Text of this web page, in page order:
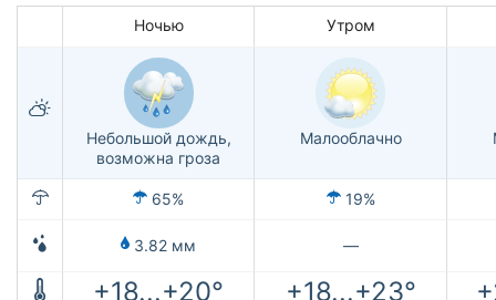
Ночью Утром
Небольшой дождь,
возможна гроза
Малооблачно
65% 19%
3.82 мм —
+18...+20° +18...+23°